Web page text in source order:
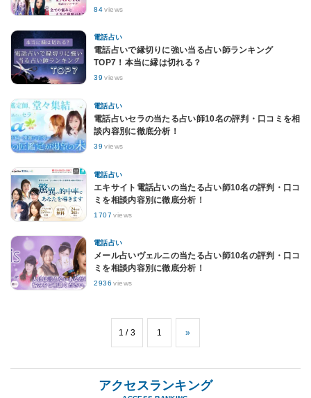
84views
電話占い
電話占いで縁切りに強い当る占い師ランキング
TOP7！本当に縁は切れる？
39 views
電話占い
電話占いセラの当たる占い師10名の評判・口コミを相
談内容別に徹底分析！
39 views
電話占い
エキサイト電話占いの当たる占い師10名の評判・口コ
ミを相談内容別に徹底分析！
1707 views
電話占い
メール占いヴェルニの当たる占い師10名の評判・口コ
ミを相談内容別に徹底分析！
2936 views
1 / 3 1 »
アクセスランキング